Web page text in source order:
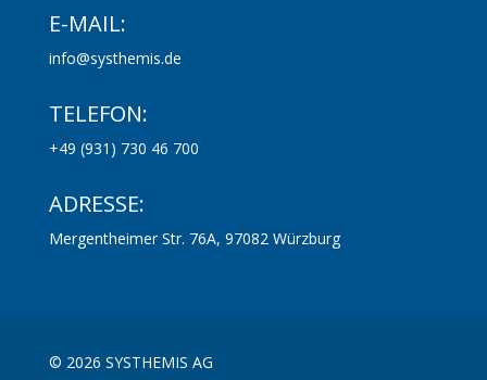
E-MAIL:
info@systhemis.de
TELEFON:
+49 (931) 730 46 700
ADRESSE:
Mergentheimer Str. 76A, 97082 Würzburg
© 2026 SYSTHEMIS AG